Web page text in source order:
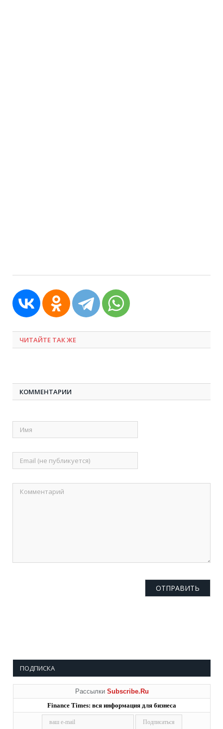
ЧИТАЙТЕ ТАК ЖЕ
КОММЕНТАРИИ
ПОДПИСКА
Рассылки Subscribe.Ru
Finance Times: вся информация для бизнеса